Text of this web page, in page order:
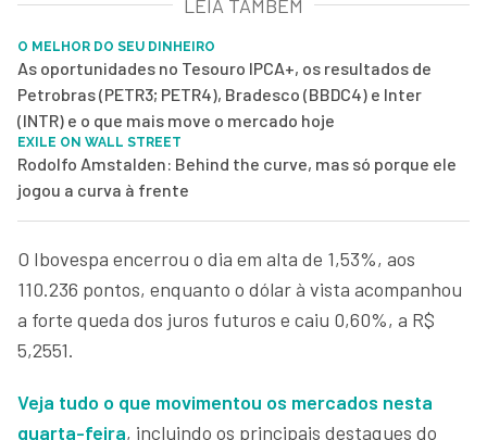
LEIA TAMBÉM
O MELHOR DO SEU DINHEIRO
As oportunidades no Tesouro IPCA+, os resultados de
Petrobras (PETR3; PETR4), Bradesco (BBDC4) e Inter
(INTR) e o que mais move o mercado hoje
EXILE ON WALL STREET
Rodolfo Amstalden: Behind the curve, mas só porque ele
jogou a curva à frente
O Ibovespa encerrou o dia em alta de 1,53%, aos
110.236 pontos, enquanto o dólar à vista acompanhou
a forte queda dos juros futuros e caiu 0,60%, a R$
5,2551.
Veja tudo o que movimentou os mercados nesta
quarta-feira, incluindo os principais destaques do